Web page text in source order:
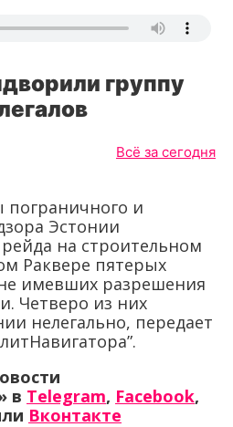
группу
Всё за сегодня
пограничного и
Эстонии
на строительном
Раквере пятерых
имевших разрешения
Четверо из них
нелегально, передает
в Telegram, Facebook,
Вконтакте